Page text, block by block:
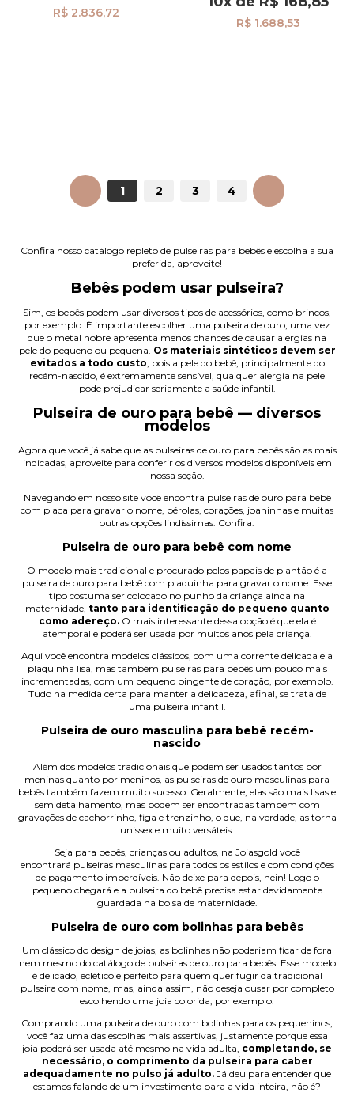
R$ 2.836,72
R$ 1.688,53
ANTERIOR 1 2 3 4PRÓXIMO
Confira nosso catálogo repleto de pulseiras para bebês e escolha a sua
preferida, aproveite!
Bebês podem usar pulseira?
Sim, os bebês podem usar diversos tipos de acessórios, como brincos,
por exemplo. É importante escolher uma pulseira de ouro, uma vez
que o metal nobre apresenta menos chances de causar alergias na
pele do pequeno ou pequena. Os materiais sintéticos devem ser
evitados a todo custo , pois a pele do bebê, principalmente do
recém-nascido, é extremamente sensível, qualquer alergia na pele
pode prejudicar seriamente a saúde infantil.
Pulseira de ouro para bebê — diversos
modelos
Agora que você já sabe que as pulseiras de ouro para bebês são as mais
indicadas, aproveite para conferir os diversos modelos disponíveis em
nossa seção.
Navegando em nosso site você encontra pulseiras de ouro para bebê
com placa para gravar o nome, pérolas, corações, joaninhas e muitas
outras opções lindíssimas. Confira:
Pulseira de ouro para bebê com nome
O modelo mais tradicional e procurado pelos papais de plantão é a
pulseira de ouro para bebê com plaquinha para gravar o nome. Esse
tipo costuma ser colocado no punho da criança ainda na
maternidade, tanto para identificação do pequeno quanto
como adereço.O mais interessante dessa opção é que ela é
atemporal e poderá ser usada por muitos anos pela criança.
Aqui você encontra modelos clássicos, com uma corrente delicada e a
plaquinha lisa, mas também pulseiras para bebês um pouco mais
incrementadas, com um pequeno pingente de coração, por exemplo.
Tudo na medida certa para manter a delicadeza, afinal, se trata de
uma pulseira infantil
Pulseira de ouro masculina para bebê recém-
nascido
Além dos modelos tradicionais que podem ser usados tantos por
meninas quanto por meninos, as pulseiras de ouro masculinas para
bebês também fazem muito sucesso. Geralmente, elas são mais lisas e
sem detalhamento, mas podem ser encontradas também com
gravações de cachorrinho, figa e trenzinho, o que, na verdade, as torna
unissex e muito versáteis.
Seja para bebês, crianças ou adultos, na Joiasgold você
encontrará pulseiras masculinaspara todos os estilos e com condições
de pagamento imperdíveis. Não deixe para depois, hein! Logo o
pequeno chegará e a pulseira do bebê precisa estar devidamente
guardada na bolsa de maternidade.
Pulseira de ouro com bolinhas para bebês
Um clássico do design de joias, as bolinhas não poderiam ficar de fora
nem mesmo do catálogo de pulseiras de ouro para bebês. Esse modelo
é delicado, eclético e perfeito para quem quer fugir da tradicional
pulseira com nome, mas, ainda assim, não deseja ousar por completo
escolhendo uma joia colorida, por exemplo.
Comprando uma pulseira de ouro com bolinhas para os pequeninos,
você faz uma das escolhas mais assertivas, justamente porque essa
joia poderá ser usada até mesmo na vida adulta, completando, se
necessário, o comprimento da pulseira para caber
adequadamente no pulso já adulto. Já deu para entender que
estamos falando de um investimento para a vida inteira, não é?